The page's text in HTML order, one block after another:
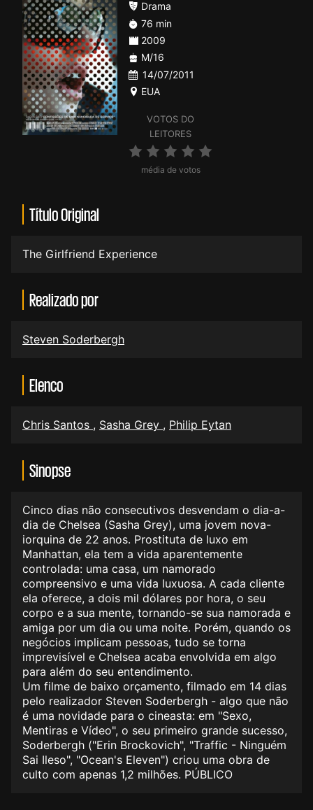
VOTOS DO
LEITORES
média de votos
Drama
76 min
2009
M/16
14/07/2011
EUA
Título Original
The Girlfriend Experience
Realizado por
Steven Soderbergh
Elenco
Chris Santos , Sasha Grey , Philip Eytan
Sinopse
Cinco dias não consecutivos desvendam o dia-a-
dia de Chelsea (Sasha Grey), uma jovem nova-
iorquina de 22 anos. Prostituta de luxo em
Manhattan, ela tem a vida aparentemente
controlada: uma casa, um namorado
compreensivo e uma vida luxuosa. A cada cliente
ela oferece, a dois mil dólares por hora, o seu
corpo e a sua mente, tornando-se sua namorada e
amiga por um dia ou uma noite. Porém, quando os
negócios implicam pessoas, tudo se torna
imprevisível e Chelsea acaba envolvida em algo
para além do seu entendimento.
Um filme de baixo orçamento, filmado em 14 dias
pelo realizador Steven Soderbergh - algo que não
é uma novidade para o cineasta: em "Sexo,
Mentiras e Vídeo", o seu primeiro grande sucesso,
Soderbergh ("Erin Brockovich", "Traffic - Ninguém
Sai Ileso", "Ocean's Eleven") criou uma obra de
culto com apenas 1,2 milhões. PÚBLICO